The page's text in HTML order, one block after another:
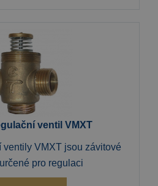
ventil VMXT
ventily VMXT jsou závitové
pro regulaci